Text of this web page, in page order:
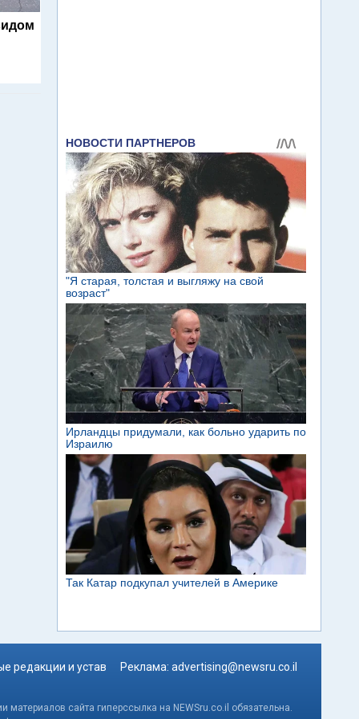
редакции и устав Реклама: advertising@newsru.co.il
сайта гиперссылка на NEWSru.co.il обязательна.